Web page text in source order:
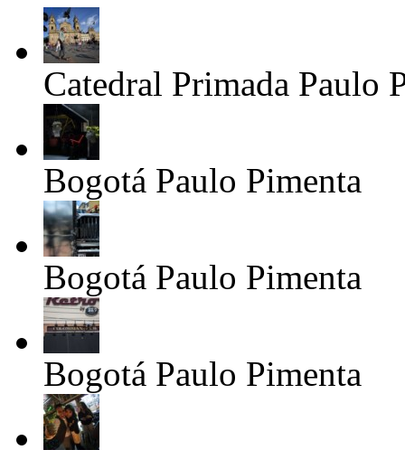
Catedral Primada Paulo
Bogotá Paulo Pimenta
Bogotá Paulo Pimenta
Bogotá Paulo Pimenta